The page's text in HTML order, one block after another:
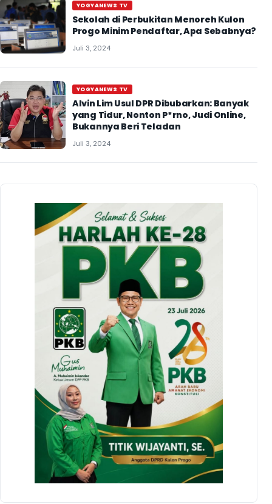
YOGYANEWS TV
Sekolah di Perbukitan Menoreh Kulon
Progo Minim Pendaftar, Apa Sebabnya?
Juli 3, 2024
YOGYANEWS TV
Alvin Lim Usul DPR Dibubarkan: Banyak
yang Tidur, Nonton P*rno, Judi Online,
Bukannya Beri Teladan
Juli 3, 2024